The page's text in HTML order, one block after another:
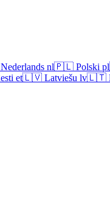
Nederlands nl🇵🇱 Polski pl
et🇱🇻 Latviešu lv🇱🇹